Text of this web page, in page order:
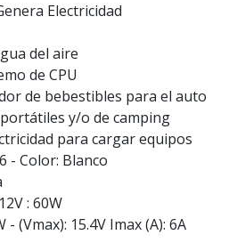
Electricidad
del aire
de CPU
de bebestibles para el auto
y/o de camping
para cargar equipos
- Color: Blanco
: 60W
- (Vmax): 15.4V Imax (A): 6A